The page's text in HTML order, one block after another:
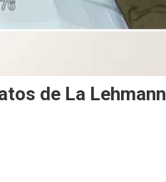
de La Lehmann